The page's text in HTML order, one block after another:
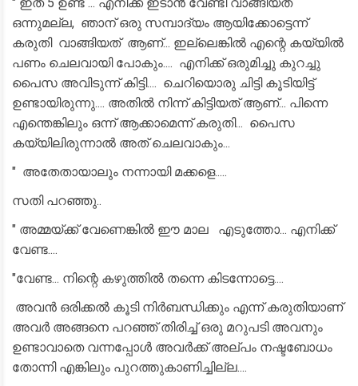
ഒന്നുമല്ല, ഞാന് ഒരു സമ്പാദ്യം ആയിക്കോട്ടെന്ന്
കരുതി വാങ്ങിയത് ആണ്... ഇല്ലെങ്കിൽ എന്റെ കയ്യിൽ
പണം ചെലവായി പോകും.... എനിക്ക് ഒരുമിച്ചു കുറച്ചു
പൈസ അവിടുന്ന് കിട്ടി.... ചെറിയൊരു ചിട്ടി കൂടിയിട്ട്
ഉണ്ടായിരുന്നു.... അതിൽ നിന്ന് കിട്ടിയത് ആണ്... പിന്നെ
എന്തെങ്കിലും ഒന്ന് ആക്കാമെന്ന് കരുതി... പൈസ
കയ്യിലിരുന്നാൽ അത് ചെലവാകും...
" അതേതായാലും നന്നായി മക്കളെ.....
സതി പറഞ്ഞു..
" അമ്മയ്ക്ക് വേണെങ്കിൽ ഈ മാല എടുത്തോ... എനിക്ക്
വേണ്ട....
"വേണ്ട... നിന്റെ കഴുത്തിൽ തന്നെ കിടന്നോട്ടെ....
അവൻ ഒരിക്കൽ കൂടി നിർബന്ധിക്കും എന്ന് കരുതിയാണ്
അവർ അങ്ങനെ പറഞ്ഞ് തിരിച്ച് ഒരു മറുപടി അവനും
ഉണ്ടാവാതെ വന്നപ്പോൾ അവർക്ക് അല്പം നഷ്ടബോധം
തോന്നി എങ്കിലും പുറത്തുകാണിച്ചില്ല....